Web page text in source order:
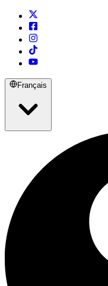
Français